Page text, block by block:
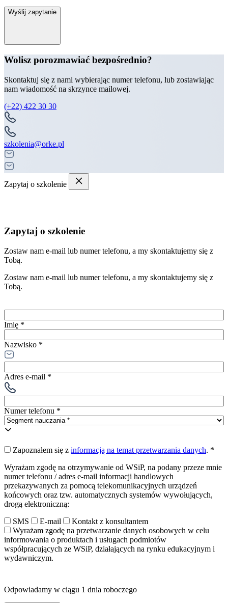
Wyślij zapytanie
Wolisz porozmawiać bezpośrednio?
Skontaktuj się z nami wybierając numer telefonu, lub zostawiając
nam wiadomość na skrzynce mailowej.
(+22) 422 30 30
szkolenia@orke.pl
Zapytaj o szkolenie
Zapytaj o szkolenie
Zostaw nam e-mail lub numer telefonu, a my skontaktujemy się z
Tobą.
Zostaw nam e-mail lub numer telefonu, a my skontaktujemy się z
Tobą.
Imię *
Nazwisko *
Adres e-mail *
Numer telefonu *
Zapoznałem się z informacją na temat przetwarzania danych. *
Wyrażam zgodę na otrzymywanie od WSiP, na podany przeze mnie
numer telefonu / adres e-mail informacji handlowych
przekazywanych za pomocą telekomunikacyjnych urządzeń
końcowych oraz tzw. automatycznych systemów wywołujących,
drogą elektroniczną:
SMS
E-mail
Kontakt z konsultantem
Wyrażam zgodę na przetwarzanie danych osobowych w celu
informowania o produktach i usługach podmiotów
współpracujących ze WSiP, działających na rynku edukacyjnym i
wydawniczym.
Odpowiadamy w ciągu 1 dnia roboczego